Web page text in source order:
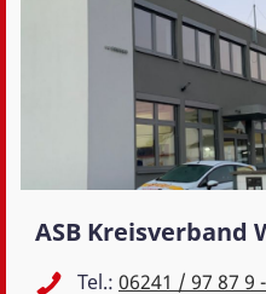
ASB Kreisverband
Tel.: 06241 / 97 87 9